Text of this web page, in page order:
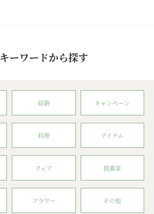
キーワードから探す
結納 キャンペーン
料理 アイテム
フェア 披露宴
フラワー その他